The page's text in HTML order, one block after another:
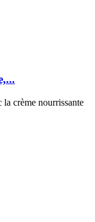
la crème nourrissante